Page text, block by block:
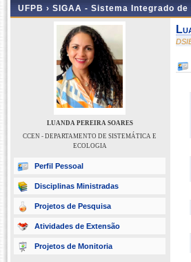
UFPB › SIGAA - Sistema Integrado
LUANDA PEREIRA SOARES
CCEN - DEPARTAMENTO DE SISTEMÁTICA E
ECOLOGIA
Perfil Pessoal
Disciplinas Ministradas
Projetos de Pesquisa
Atividades de Extensão
Projetos de Monitoria